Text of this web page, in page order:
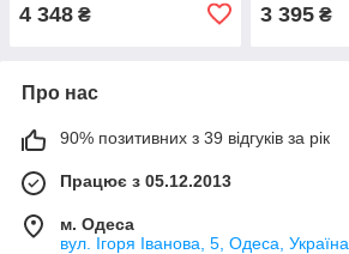
4 348 ₴ 3 395₴
Про нас
90% позитивних з 39 відгуків за рік
Працює з 05.12.2013
м. Одеса
вул. Ігоря Іванова, 5, Одеса, Україна